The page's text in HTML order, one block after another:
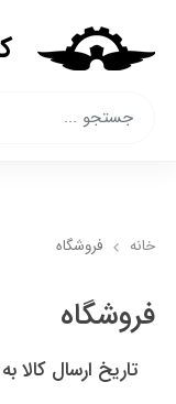
خانه فروشگاه
فروشگاه
تاریخ ارسال کالا